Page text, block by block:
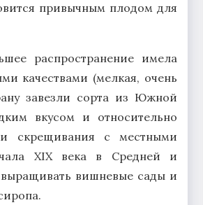
привычным плодом для
распространение имела
качествами (мелкая, очень
завезли сорта из Южной
вкусом и относительно
скрещивания с местными
XIX века в Средней и
выращивать вишневые сады и